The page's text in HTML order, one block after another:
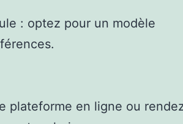
: optez pour un modèle
plateforme en ligne ou